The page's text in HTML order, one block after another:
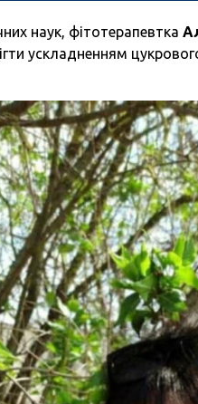
наук, фітотерапевтка
ускладненням